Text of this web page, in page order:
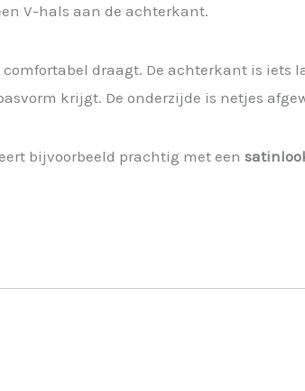
V-hals aan de achterkant.
comfortabel draagt. De achterkant is iets
krijgt. De onderzijde is netjes
bijvoorbeeld prachtig met een